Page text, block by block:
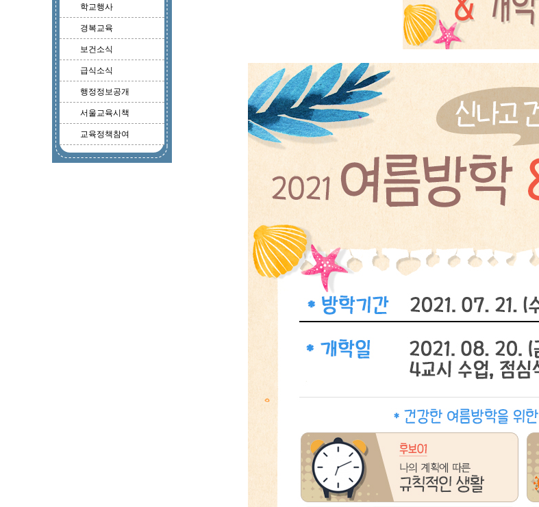
학교행사
경복교육
보건소식
급식소식
행정정보공개
서울교육시책
교육정책참여